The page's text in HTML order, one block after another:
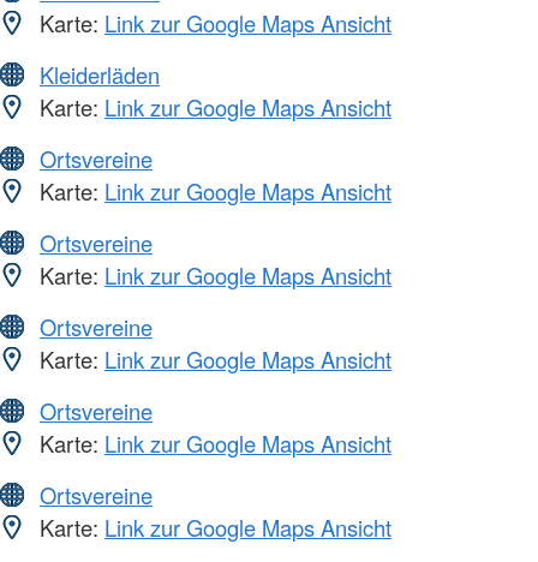
Karte: Link zur Google Maps Ansicht
Kleiderläden
Karte: Link zur Google Maps Ansicht
Ortsvereine
Karte: Link zur Google Maps Ansicht
Ortsvereine
Karte: Link zur Google Maps Ansicht
Ortsvereine
Karte: Link zur Google Maps Ansicht
Ortsvereine
Karte: Link zur Google Maps Ansicht
Ortsvereine
Karte: Link zur Google Maps Ansicht